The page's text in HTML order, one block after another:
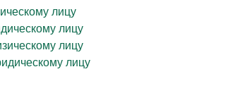
лицу
лицу
лицу
лицу